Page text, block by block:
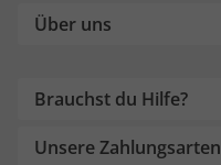
Über uns
Brauchst du Hilfe?
Unsere Zahlungsarten